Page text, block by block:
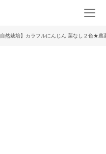
自然栽培】カラフルにんじん 葉なし２色★